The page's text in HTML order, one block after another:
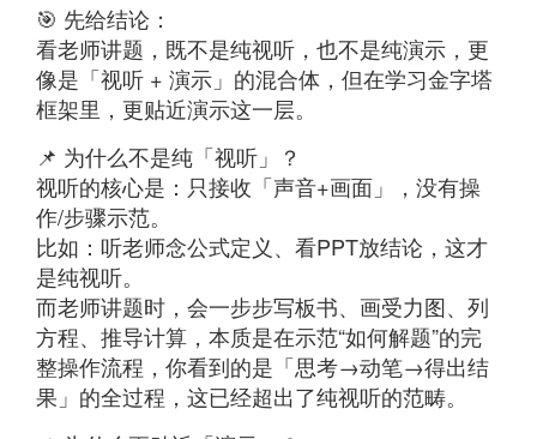
🎯 先给结论：
看老师讲题，既不是纯视听，也不是纯演示，更
像是「视听 + 演示」的混合体，但在学习金字塔
框架里，更贴近演示这一层。
📌 为什么不是纯「视听」？
视听的核心是：只接收「声音+画面」，没有操
作/步骤示范。
比如：听老师念公式定义、看PPT放结论，这才
是纯视听。
而老师讲题时，会一步步写板书、画受力图、列
方程、推导计算，本质是在示范“如何解题”的完
整操作流程，你看到的是「思考→动笔→得出结
果」的全过程，这已经超出了纯视听的范畴。